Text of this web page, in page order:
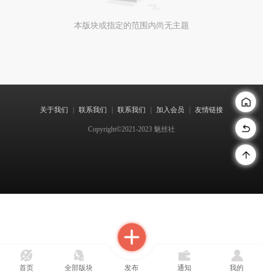
首页 全部版块 发布 通知 我的
本版块或指定的范围内尚无主题
关于我们 联系我们 联系我们 加入会员 友情链接
Copyright©2021-2023 魅丝社